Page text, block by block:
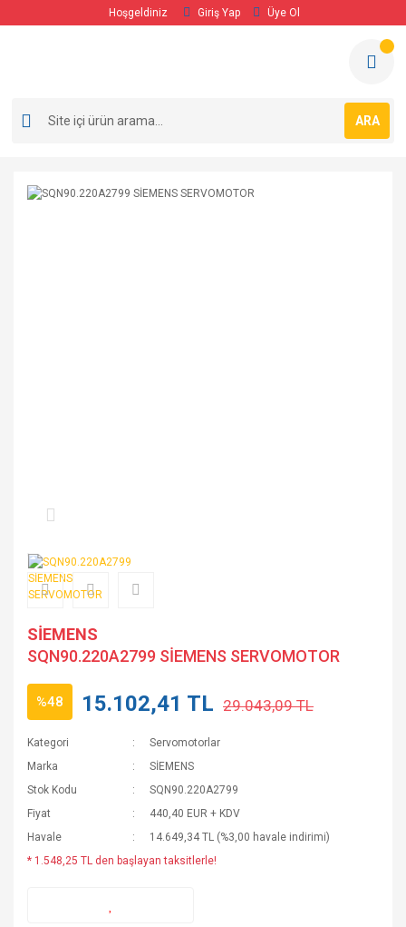
Hoşgeldiniz Giriş Yap Üye Ol
ARA
SİEMENS
SQN90.220A2799 SİEMENS SERVOMOTOR
%48 15.102,41 TL 29.043,09 TL
Kategori
Servomotorlar
Marka
SİEMENS
Stok Kodu
SQN90.220A2799
Fiyat
440,40 EUR + KDV
Havale
14.649,34 TL (%3,00 havale indirimi)
* 1.548,25 TL den başlayan taksitlerle!